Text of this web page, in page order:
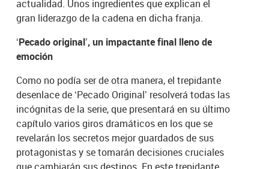
actualidad. Unos ingredientes que explican el
gran liderazgo de la cadena en dicha franja.
‘Pecado original’, un impactante final lleno de
emoción
Como no podía ser de otra manera, el trepidante
desenlace de ‘Pecado Original’ resolverá todas las
incógnitas de la serie, que presentará en su último
capítulo varios giros dramáticos en los que se
revelarán los secretos mejor guardados de sus
protagonistas y se tomarán decisiones cruciales